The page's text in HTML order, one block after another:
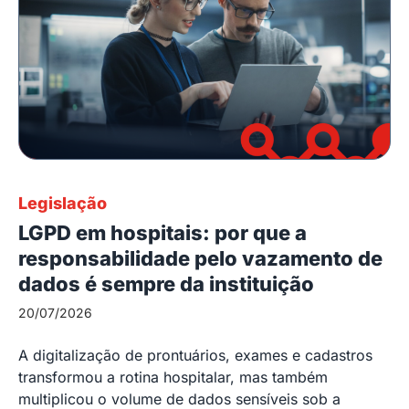
Legislação
LGPD em hospitais: por que a
responsabilidade pelo vazamento de
dados é sempre da instituição
20/07/2026
A digitalização de prontuários, exames e cadastros
transformou a rotina hospitalar, mas também
multiplicou o volume de dados sensíveis sob a